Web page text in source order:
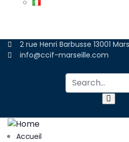
2 rue Henri Barbusse 13001
info@ccif-marseille.com
Accueil